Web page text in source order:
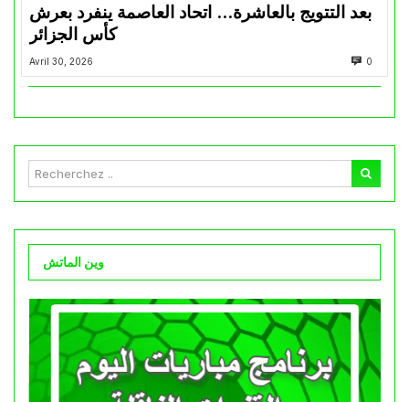
بعد التتويج بالعاشرة… اتحاد العاصمة ينفرد بعرش
كأس الجزائر
Avril 30, 2026 0
وين الماتش